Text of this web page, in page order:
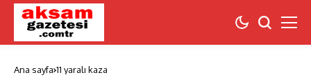
Ana sayfa 11 yaralı kaza